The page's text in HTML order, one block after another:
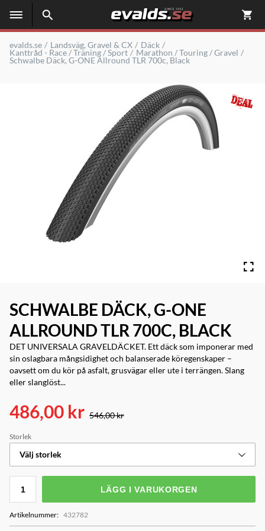
evalds.se Landsväg, Gravel & CX
Däck
Kanttråd - Race / Träning / Sport
Marathon / Touring / Gravel
Schwalbe Däck, G-ONE Allround TLR 700c, Black
SCHWALBE DÄCK, G-ONE
ALLROUND TLR 700C, BLACK
DET UNIVERSALA GRAVELDÄCKET. Ett däck som imponerar med
sin oslagbara mångsidighet och balanserade köregenskaper –
oavsett om du kör på asfalt, grusvägar eller ute i terrängen. Slang
eller slanglöst...
486,00 kr 546,00 kr
Storlek
Välj storlek
LÄGG I VARUKORGEN
Artikelnummer: 432782